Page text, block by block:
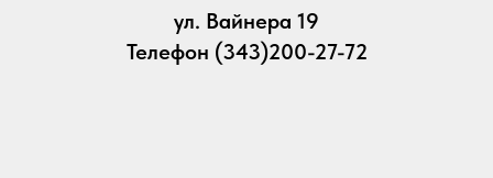
ул. Вайнера 19
Телефон (343)200-27-72